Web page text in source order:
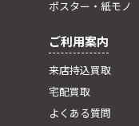
ポスター・紙モノ
ご利用案内
来店持込買取
宅配買取
よくある質問